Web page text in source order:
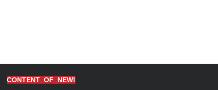
CONTENT_OF_NEW!